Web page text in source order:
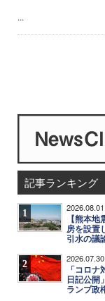
...
記事ランキング
1 2026.08.01
【熊本
房を設置
引水の議
2 2026.07.30
「コロ
日記公開
ランプ政